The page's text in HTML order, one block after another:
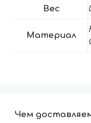
Вес
Материал
Чем